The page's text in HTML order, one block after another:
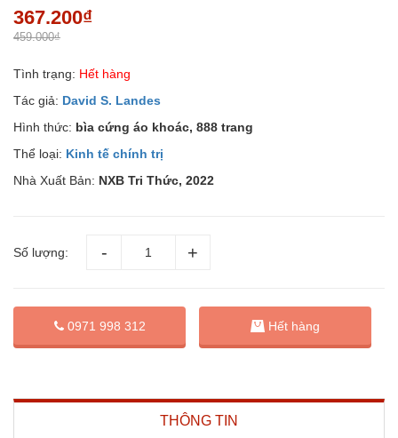
367.200₫
459.000₫
Tình trạng: Hết hàng
Tác giả: David S. Landes
Hình thức: bìa cứng áo khoác, 888 trang
Thể loại: Kinh tế chính trị
Nhà Xuất Bản: NXB Tri Thức, 2022
Số lượng:
0971 998 312 Hết hàng
THÔNG TIN